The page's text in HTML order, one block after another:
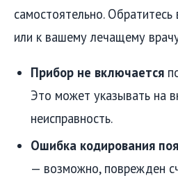
самостоятельно.
или к вашему лечащему
Прибор не включается
Это может указывать на
неисправность.
Ошибка кодирования
— возможно, поврежден